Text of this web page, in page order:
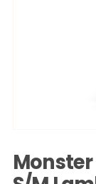
Monster